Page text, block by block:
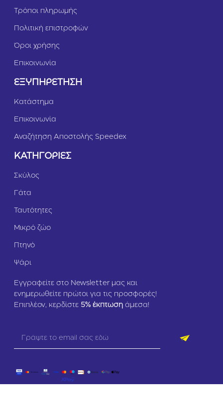
Τρόποι πληρωμής
Πολιτική επιστροφών
Όροι χρήσης
Επικοινωνία
ΕΞΥΠΗΡΕΤΗΣΗ
Κατάστημα
Επικοινωνία
Αναζήτηση Αποστολής Speedex
ΚΑΤΗΓΟΡΙΕΣ
Σκύλος
Γάτα
Ταυτότητες
Μικρό ζώο
Πτηνό
Ψάρι
Εγγραφείτε στο Newsletter μας και
ενημερωθείτε πρώτοι για τις προσφορές!
Επιπλέον, κερδίστε 5% έκπτωση άμεσα!